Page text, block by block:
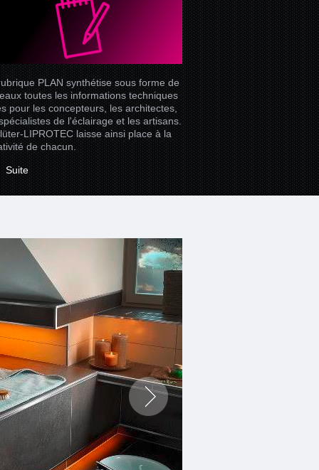
PLAN synthétise sous forme de
toutes les informations techniques
pour les concepteurs, les architectes,
de l'éclairage et les artisans.
LIPROTEC laisse ainsi place à la
de chacun.
Suite